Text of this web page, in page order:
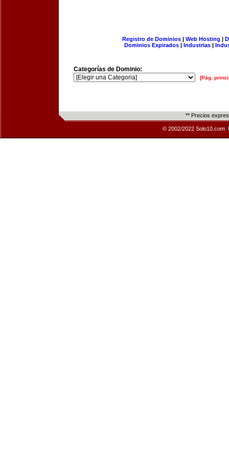
Registro de Dominios| Web Hosting |
Dominios Expirados | Industrias |
Categorías de Dominio:
[Pág.
** Precios
© 2002/2022 Solo10.com